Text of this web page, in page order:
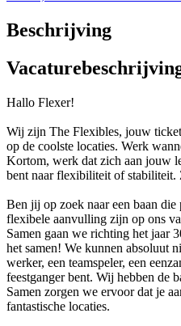
Beschrijving
Hallo Flexer!
Wij zijn The Flexibles, jouw
op de coolste locaties. Werk
Kortom, werk dat zich aan jouw
bent naar flexibiliteit of stabiliteit.
Ben jij op zoek naar een baan
flexibele aanvulling zijn op ons
Samen gaan we richting het jaar
het samen! We kunnen absoluut
werker, een teamspeler, een
feestganger bent. Wij hebben de
Samen zorgen we ervoor dat je
fantastische locaties.